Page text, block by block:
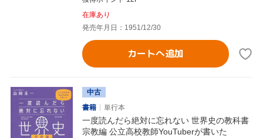
在庫あり
発売年月日：1951/12/30
カートへ追加
中古
書籍
単行本
一度読んだら絶対に忘れない 世界史の教科書
宗教編 公立高校教師YouTuberが書いた